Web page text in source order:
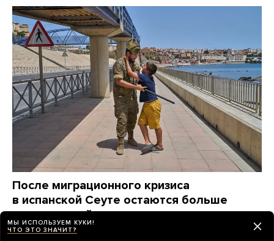
После миграционного кризиса
в испанской Сеуте остаются больше
тысячи детей и подростков, незаконно
пересекших границу. Их нельзя просто так
МЫ ИСПОЛЬЗУЕМ КУКИ!
ЧТО ЭТО ЗНАЧИТ?